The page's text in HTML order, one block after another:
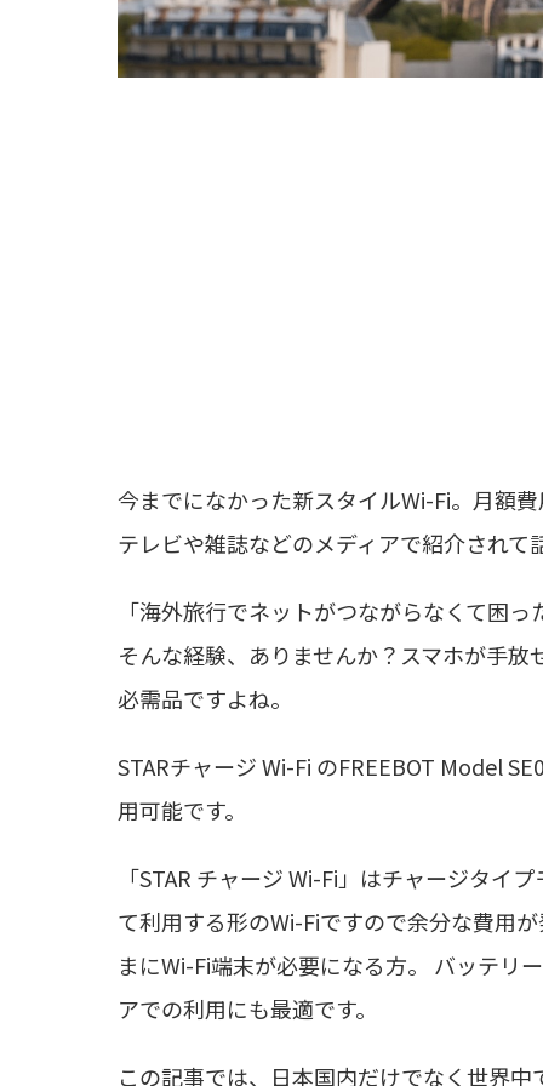
今までになかった新スタイルWi-Fi。月額
テレビや雑誌などのメディアで紹介されて
「海外旅行でネットがつながらなくて困
そんな経験、ありませんか？スマホが手
必需品ですよね。
STARチャージ Wi-Fi のFREEBOT Model
用可能です。
「STAR チャージ Wi-Fi」はチャージタイ
て利用する形のWi-Fiですので余分な費用
まにWi-Fi端末が必要になる方。 バッテリ
アでの利用にも最適です。
この記事では、日本国内だけでなく世界